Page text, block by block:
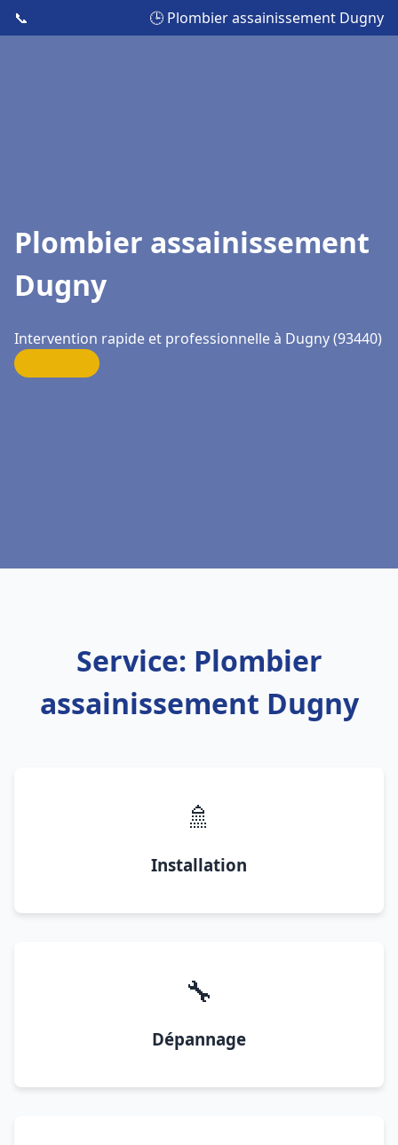
📞 🕒 Plombier assainissement Dugny
Plombier assainissement
Dugny
Intervention rapide et professionnelle à Dugny (93440)
Service: Plombier
assainissement Dugny
🚿
Installation
🔧
Dépannage